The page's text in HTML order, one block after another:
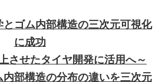
ゴム内部構造の三次元可視化
に成功
させたタイヤ開発に活用へ～
内部構造の分布の違いを三次元